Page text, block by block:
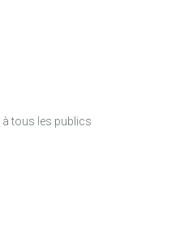
tous les publics